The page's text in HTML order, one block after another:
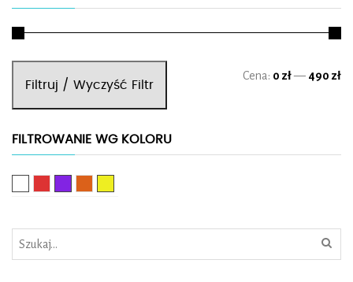
Filtruj / Wyczyść Filtr
Cena: 0 zł— 490 zł
FILTROWANIE WG KOLORU